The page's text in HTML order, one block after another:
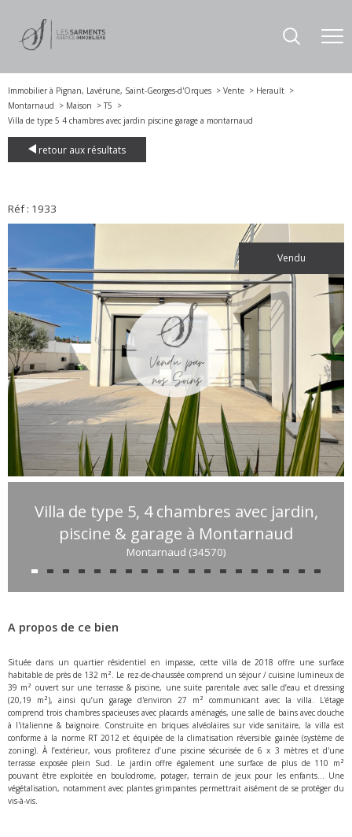
Immobilier à Pignan, Lavérune, Saint-Georges-d'Orques Vente
Herault
Montarnaud
Maison
T5
Villa de type 5 4 chambres avec jardin piscine garage a montarnaud
retour aux résultats
Réf : 1933
vendu
Villa de type 5, 4 chambres avec jardin,
piscine & garage à Montarnaud
Montarnaud (34570)
A propos de ce bien
Située dans un quartier résidentiel en impasse, cette villa de 2018 offre une surface
habitable de près de 132 m². Le rez-de-chaussée comprend un séjour / cuisine lumineux de
39 m² ouvert sur une terrasse & piscine, une suite parentale avec salle d’eau et dressing
(20,19 m²), ainsi qu’un garage d'environ 27 m² communicant avec la villa. L'étage
comprend trois chambres spacieuses avec placards aménagés, une salle de bains avec douche
à l'italienne & baignoire. Construite en briques alvéolaires sur vide sanitaire, la villa est
conforme à la norme RT 2012 et équipée de la climatisation réversible gainée (système de
zoning). À l’extérieur, vous profiterez d’une piscine sécurisée de 6 x 3 mètres et d'une
terrasse exposée plein Sud. Le jardin offre également une surface de plus de 110 m²
pouvant être exploitée en boulodrome, potager, terrain de jeux pour les enfants... Une
végétalisation, notamment avec plantes grimpantes permettrait aisément de se protéger du
vis-à-vis.